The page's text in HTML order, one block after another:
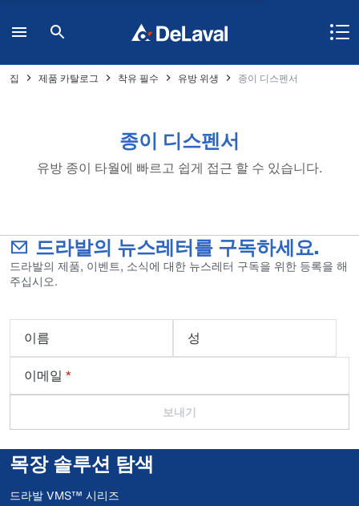
집 제품 카탈로그 착유 필수 유방 위생 종이 디스펜서
종이 디스펜서
유방 종이 타월에 빠르고 쉽게 접근 할 수 있습니다.
드라발의 뉴스레터를 구독하세요.
드라발의 제품, 이벤트, 소식에 대한 뉴스레터 구독을 위한 등록을 해
주십시오.
이름
성
이메일 *
보내기
목장 솔루션 탐색
드라발 VMS™ 시리즈